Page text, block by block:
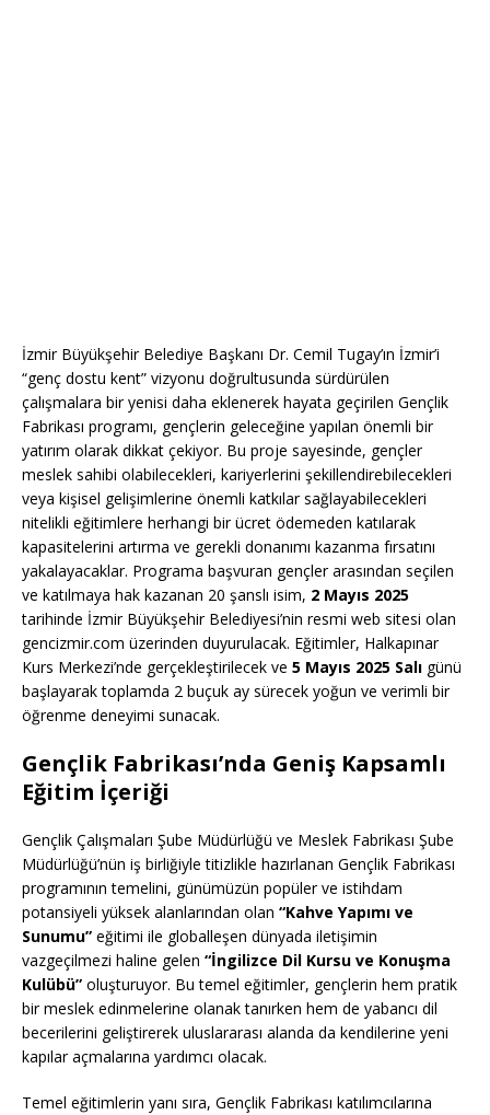
İzmir Büyükşehir Belediye Başkanı Dr. Cemil Tugay’ın İzmir’i
“genç dostu kent” vizyonu doğrultusunda sürdürülen
çalışmalara bir yenisi daha eklenerek hayata geçirilen Gençlik
Fabrikası programı, gençlerin geleceğine yapılan önemli bir
yatırım olarak dikkat çekiyor. Bu proje sayesinde, gençler
meslek sahibi olabilecekleri, kariyerlerini şekillendirebilecekleri
veya kişisel gelişimlerine önemli katkılar sağlayabilecekleri
nitelikli eğitimlere herhangi bir ücret ödemeden katılarak
kapasitelerini artırma ve gerekli donanımı kazanma fırsatını
yakalayacaklar. Programa başvuran gençler arasından seçilen
ve katılmaya hak kazanan 20 şanslı isim, 2 Mayıs 2025
tarihinde İzmir Büyükşehir Belediyesi’nin resmi web sitesi olan
gencizmir.com üzerinden duyurulacak. Eğitimler, Halkapınar
Kurs Merkezi’nde gerçekleştirilecek ve 5 Mayıs 2025 Salı günü
başlayarak toplamda 2 buçuk ay sürecek yoğun ve verimli bir
öğrenme deneyimi sunacak.
Gençlik Fabrikası’nda Geniş Kapsamlı
Eğitim İçeriği
Gençlik Çalışmaları Şube Müdürlüğü ve Meslek Fabrikası Şube
Müdürlüğü’nün iş birliğiyle titizlikle hazırlanan Gençlik Fabrikası
programının temelini, günümüzün popüler ve istihdam
potansiyeli yüksek alanlarından olan “Kahve Yapımı ve
Sunumu” eğitimi ile globalleşen dünyada iletişimin
vazgeçilmezi haline gelen “İngilizce Dil Kursu ve Konuşma
Kulübü” oluşturuyor. Bu temel eğitimler, gençlerin hem pratik
bir meslek edinmelerine olanak tanırken hem de yabancı dil
becerilerini geliştirerek uluslararası alanda da kendilerine yeni
kapılar açmalarına yardımcı olacak.
Temel eğitimlerin yanı sıra, Gençlik Fabrikası katılımcılarına